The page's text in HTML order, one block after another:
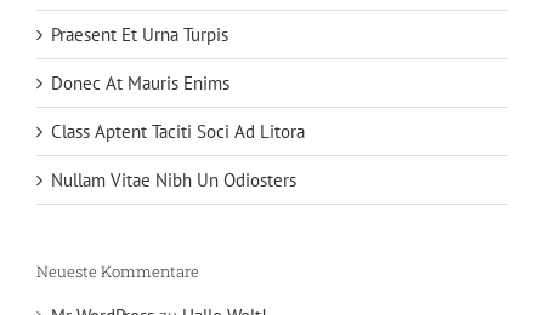
Praesent Et Urna Turpis
Donec At Mauris Enims
Class Aptent Taciti Soci Ad Litora
Nullam Vitae Nibh Un Odiosters
Neueste Kommentare